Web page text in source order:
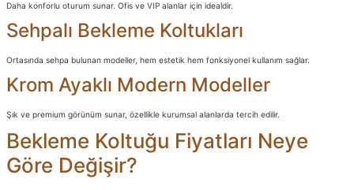
Daha konforlu oturum sunar. Ofis ve VIP alanlar için idealdir.
Sehpalı Bekleme Koltukları
Ortasında sehpa bulunan modeller, hem estetik hem fonksiyonel kullanım sağlar.
Krom Ayaklı Modern Modeller
Şık ve premium görünüm sunar, özellikle kurumsal alanlarda tercih edilir.
Bekleme Koltuğu Fiyatları Neye
Göre Değişir?